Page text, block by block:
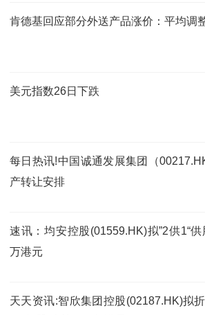
肯德基回应部分外送产品涨价：平均调
美元指数26日下跌
每日热讯!中国诚通发展集团（
产转让安排
速讯：均安控股(01559.HK)拟”2供1“
万港元
天天资讯:智欣集团控股(02187.HK)拟